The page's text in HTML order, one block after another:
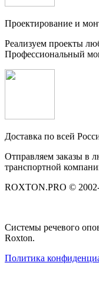
Проектирование и
Реализуем проекты
Профессиональный
Доставка по всей
Отправляем заказы в
транспортной
ROXTON.PRO ©
Системы речевого
Roxton.
Политика